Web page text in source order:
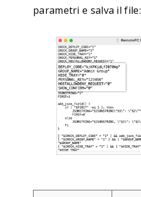
parametri e salva il file: